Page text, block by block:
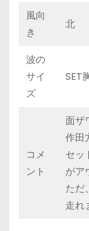
風向
き
北
波の
サイ
ズ
SET
コメ
ント
面ザ
作田
セッ
がア
ただ
走れ